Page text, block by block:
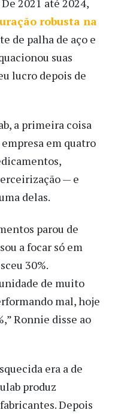
2021 até 2024,
robusta na
de palha de aço e
suas
lucro depois de
a primeira coisa
em quatro
— e
delas.
parou de
a focar só em
30%.
de muito
mal, hoje
Ronnie disse ao
era a de
produz
Depois